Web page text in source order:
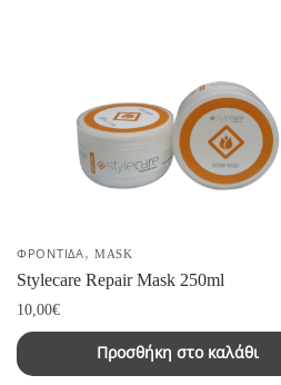
ΦΡΟΝΤΙΔΑ,MASK
Stylecare Repair Mask 250ml
10,00€
Προσθήκη στο καλάθι